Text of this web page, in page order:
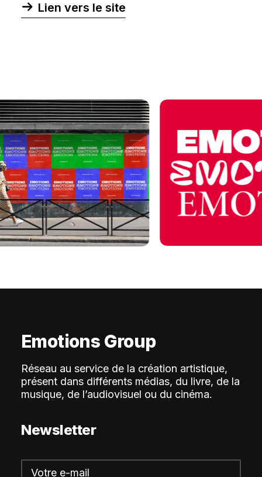
Lien vers le site
Emotions Group
Réseau au service de la création artistique,
présent dans différents médias, du livre, de la
musique, de l’audiovisuel ou du cinéma.
Newsletter